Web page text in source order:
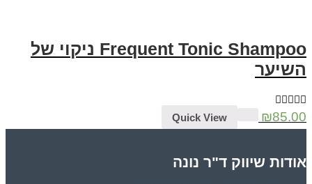
Frequent Tonic Shampoo ניקוי של
השיער
₪85.00
Quick View
אודות שיווק ד"ר נונה